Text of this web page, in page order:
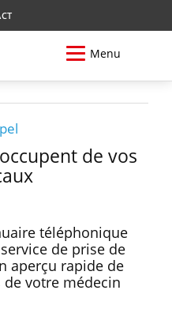
Menu
de vos
téléphonique
de prise de
aperçu rapide de
votre médecin